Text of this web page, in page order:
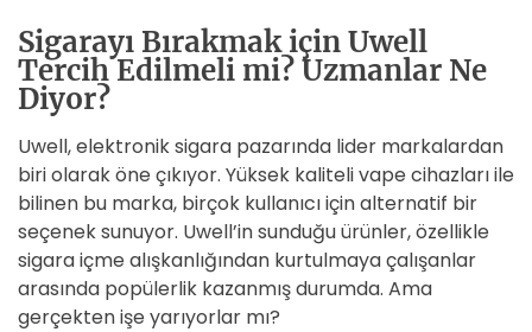
Sigarayı Bırakmak için Uwell
Tercih Edilmeli mi? Uzmanlar Ne
Diyor?
Uwell, elektronik sigara pazarında lider markalardan
biri olarak öne çıkıyor. Yüksek kaliteli vape cihazları ile
bilinen bu marka, birçok kullanıcı için alternatif bir
seçenek sunuyor. Uwell’in sunduğu ürünler, özellikle
sigara içme alışkanlığından kurtulmaya çalışanlar
arasında popülerlik kazanmış durumda. Ama
gerçekten işe yarıyorlar mı?